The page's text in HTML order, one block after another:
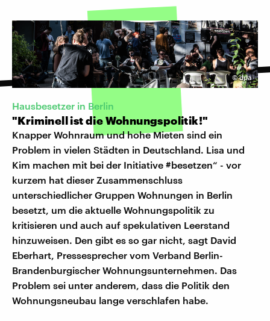
©dpa
Hausbesetzer in Berlin
"Kriminell ist die Wohnungspolitik!"
Knapper Wohnraum und hohe Mieten sind ein
Problem in vielen Städten in Deutschland. Lisa und
Kim machen mit bei der Initiative #besetzen“ - vor
kurzem hat dieser Zusammenschluss
unterschiedlicher Gruppen Wohnungen in Berlin
besetzt, um die aktuelle Wohnungspolitik zu
kritisieren und auch auf spekulativen Leerstand
hinzuweisen. Den gibt es so gar nicht, sagt David
Eberhart, Pressesprecher vom Verband Berlin-
Brandenburgischer Wohnungsunternehmen. Das
Problem sei unter anderem, dass die Politik den
Wohnungsneubau lange verschlafen habe.